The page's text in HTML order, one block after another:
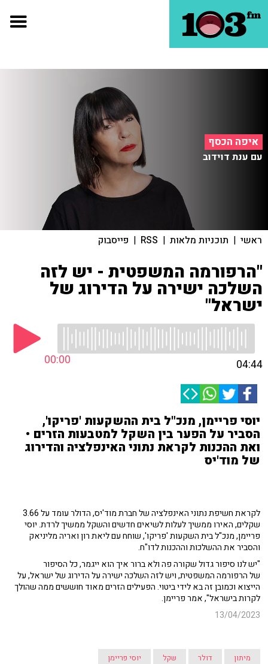
איפה הכסף
עם ענת דוידוב
ראשי | תוכניות מלאות |
RSS
| פייסבוק
"הרפורמה המשפטית - יש לזה
השלכה ישירה על הדירוג של
ישראל"
00:00 04:44
יוסי פריימן, מנכ"ל בית ההשקעות 'פריקו',
הסביר על הפער בין השקל למטבעות הזרים •
ואת ההכנות לקראת נתוני האינפלציה והדירוג
של מוד'יס
לקראת חשיפת נתוני האינפלציה של חברת מוד'יס, הדולר עומד על 3.66
שקלים, האירו ממשיך לעלות לשיאים חדשים והשקל ממשיך לרדת. יוסי
פריימן, מנכ"ל בית השקעות 'פריקו', שוחח עם ליאת רון ואריה מליניאק
והסביר את ההשלכות וההכנות לדו"ח.
"יש לנו סיפור גדול שקורה פה ולא ברור איך הוא ייגמר, כל הסיפור
של הרפורמה המשפטית, ויש לזה השלכה ישירה על הדירוג של ישראל, על
הייצוא וכמובן זה בא לידי ביטוי. הפעילים הזרים מאוד חוששים ממה שהולך
לקרות בישראל", אמר פריימן.
13/04/2023
מיתון דולר שקל יוסי פריימן